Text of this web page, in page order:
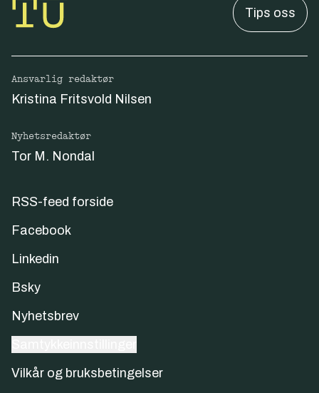
Tips oss
Ansvarlig redaktør
Kristina Fritsvold Nilsen
Nyhetsredaktør
Tor M. Nondal
RSS-feed forside
Facebook
Linkedin
Bsky
Nyhetsbrev
Vilkår og bruksbetingelser